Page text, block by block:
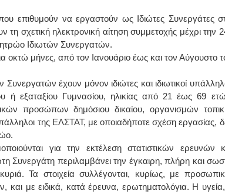
επιθυμούν να εργαστούν ως Ιδιώτες Συνεργάτες
τη σχετική ηλεκτρονική αίτηση συμμετοχής μέχρι την
Ιδιωτών Συνεργατών.
οκτώ μήνες, από τον Ιανουάριο έως και τον Αύγουστο
έχουν μόνον ιδιώτες και ιδιωτικοί
ή εξαταξίου Γυμνασίου, ηλικίας από 21 έως 69
προσώπων δημόσιου δικαίου, οργανισμών
της ΕΛΣΤΑΤ, με οποιαδήποτε σχέση εργασίας,
για την εκτέλεση στατιστικών ερευνών
Συνεργάτη περιλαμβάνει την έγκαιρη, πλήρη και
Τα στοιχεία συλλέγονται, κυρίως, με
και με ειδικά, κατά έρευνα, ερωτηματολόγια. Η